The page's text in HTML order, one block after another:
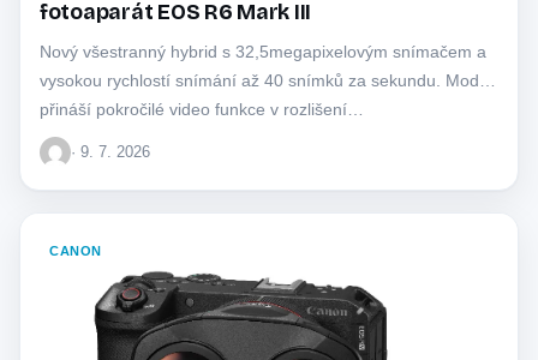
fotoaparát EOS R6 Mark III
Nový všestranný hybrid s 32,5megapixelovým snímačem a
vysokou rychlostí snímání až 40 snímků za sekundu. Model
přináší pokročilé video funkce v rozlišení…
· 9. 7. 2026
CANON